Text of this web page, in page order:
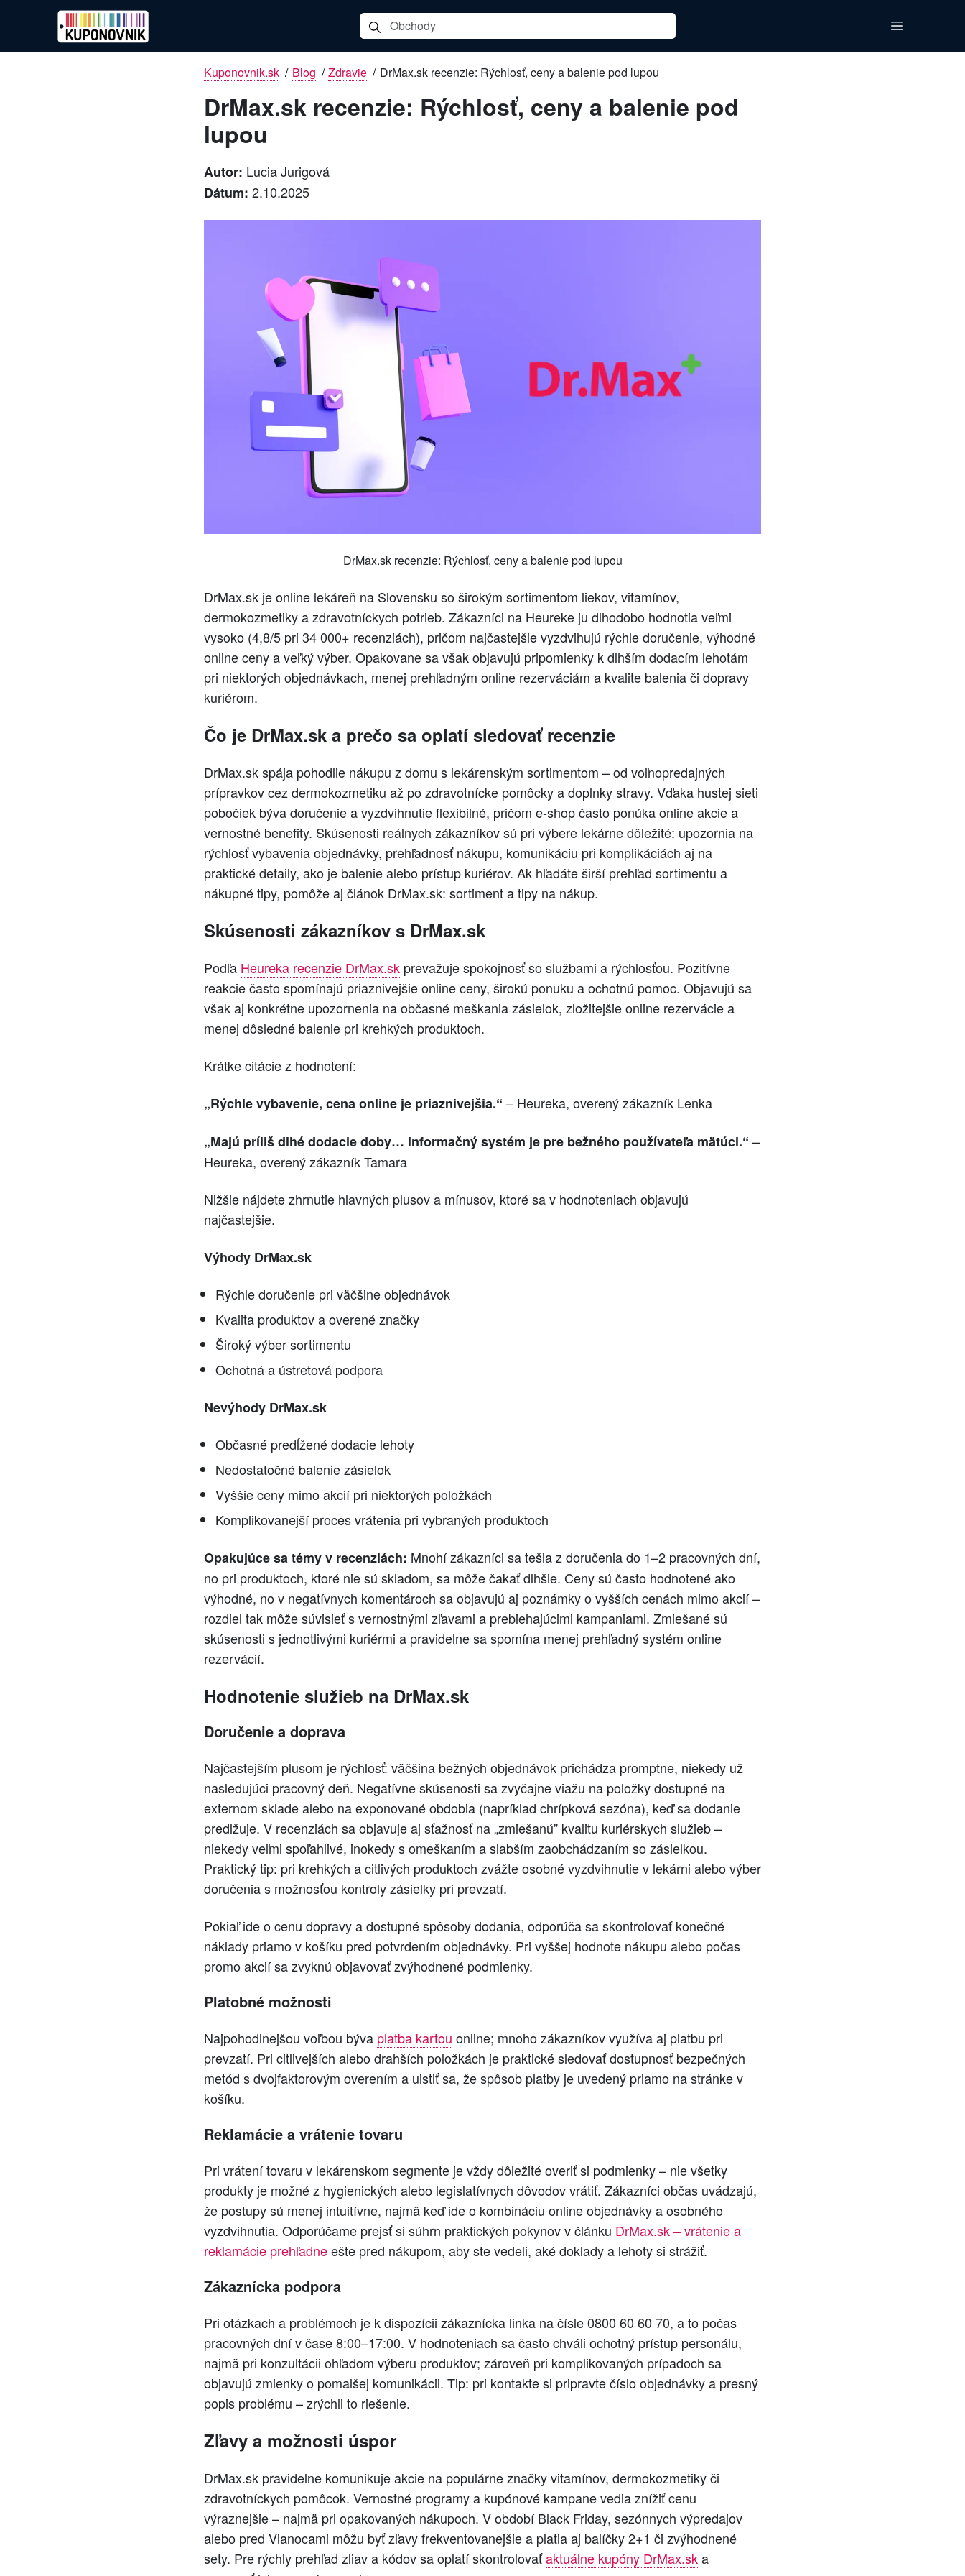
Kuponovnik.sk / Blog / Zdravie / DrMax.sk recenzie: Rýchlosť, ceny a balenie pod lupou
DrMax.sk recenzie: Rýchlosť, ceny a balenie pod
lupou
Autor: Lucia Jurigová
Dátum: 2.10.2025
DrMax.sk recenzie: Rýchlosť, ceny a balenie pod lupou
DrMax.sk je online lekáreň na Slovensku so širokým sortimentom liekov, vitamínov,
dermokozmetiky a zdravotníckych potrieb. Zákazníci na Heureke ju dlhodobo hodnotia veľmi
vysoko (4,8/5 pri 34 000+ recenziách), pričom najčastejšie vyzdvihujú rýchle doručenie, výhodné
online ceny a veľký výber. Opakovane sa však objavujú pripomienky k dlhším dodacím lehotám
pri niektorých objednávkach, menej prehľadným online rezerváciám a kvalite balenia či dopravy
kuriérom.
Čo je DrMax.sk a prečo sa oplatí sledovať recenzie
DrMax.sk spája pohodlie nákupu z domu s lekárenským sortimentom – od voľnopredajných
prípravkov cez dermokozmetiku až po zdravotnícke pomôcky a doplnky stravy. Vďaka hustej sieti
pobočiek býva doručenie a vyzdvihnutie flexibilné, pričom e‑shop často ponúka online akcie a
vernostné benefity. Skúsenosti reálnych zákazníkov sú pri výbere lekárne dôležité: upozornia na
rýchlosť vybavenia objednávky, prehľadnosť nákupu, komunikáciu pri komplikáciách aj na
praktické detaily, ako je balenie alebo prístup kuriérov. Ak hľadáte širší prehľad sortimentu a
nákupné tipy, pomôže aj článok DrMax.sk: sortiment a tipy na nákup.
Skúsenosti zákazníkov s DrMax.sk
Podľa Heureka recenzie DrMax.sk prevažuje spokojnosť so službami a rýchlosťou. Pozitívne
reakcie často spomínajú priaznivejšie online ceny, širokú ponuku a ochotnú pomoc. Objavujú sa
však aj konkrétne upozornenia na občasné meškania zásielok, zložitejšie online rezervácie a
menej dôsledné balenie pri krehkých produktoch.
Krátke citácie z hodnotení:
„Rýchle vybavenie, cena online je priaznivejšia.“ – Heureka, overený zákazník Lenka
„Majú príliš dlhé dodacie doby… informačný systém je pre bežného používateľa mätúci.“ –
Heureka, overený zákazník Tamara
Nižšie nájdete zhrnutie hlavných plusov a mínusov, ktoré sa v hodnoteniach objavujú
najčastejšie.
Výhody DrMax.sk
Rýchle doručenie pri väčšine objednávok
Kvalita produktov a overené značky
Široký výber sortimentu
Ochotná a ústretová podpora
Nevýhody DrMax.sk
Občasné predĺžené dodacie lehoty
Nedostatočné balenie zásielok
Vyššie ceny mimo akcií pri niektorých položkách
Komplikovanejší proces vrátenia pri vybraných produktoch
Opakujúce sa témy v recenziách: Mnohí zákazníci sa tešia z doručenia do 1–2 pracovných dní,
no pri produktoch, ktoré nie sú skladom, sa môže čakať dlhšie. Ceny sú často hodnotené ako
výhodné, no v negatívnych komentároch sa objavujú aj poznámky o vyšších cenách mimo akcií –
rozdiel tak môže súvisieť s vernostnými zľavami a prebiehajúcimi kampaniami. Zmiešané sú
skúsenosti s jednotlivými kuriérmi a pravidelne sa spomína menej prehľadný systém online
rezervácií.
Hodnotenie služieb na DrMax.sk
Doručenie a doprava
Najčastejším plusom je rýchlosť: väčšina bežných objednávok prichádza promptne, niekedy už
nasledujúci pracovný deň. Negatívne skúsenosti sa zvyčajne viažu na položky dostupné na
externom sklade alebo na exponované obdobia (napríklad chrípková sezóna), keď sa dodanie
predlžuje. V recenziách sa objavuje aj sťažnosť na „zmiešanú” kvalitu kuriérskych služieb –
niekedy veľmi spoľahlivé, inokedy s omeškaním a slabším zaobchádzaním so zásielkou.
Praktický tip: pri krehkých a citlivých produktoch zvážte osobné vyzdvihnutie v lekárni alebo výber
doručenia s možnosťou kontroly zásielky pri prevzatí.
Pokiaľ ide o cenu dopravy a dostupné spôsoby dodania, odporúča sa skontrolovať konečné
náklady priamo v košíku pred potvrdením objednávky. Pri vyššej hodnote nákupu alebo počas
promo akcií sa zvyknú objavovať zvýhodnené podmienky.
Platobné možnosti
Najpohodlnejšou voľbou býva platba kartou online; mnoho zákazníkov využíva aj platbu pri
prevzatí. Pri citlivejších alebo drahších položkách je praktické sledovať dostupnosť bezpečných
metód s dvojfaktorovým overením a uistiť sa, že spôsob platby je uvedený priamo na stránke v
košíku.
Reklamácie a vrátenie tovaru
Pri vrátení tovaru v lekárenskom segmente je vždy dôležité overiť si podmienky – nie všetky
produkty je možné z hygienických alebo legislatívnych dôvodov vrátiť. Zákazníci občas uvádzajú,
že postupy sú menej intuitívne, najmä keď ide o kombináciu online objednávky a osobného
vyzdvihnutia. Odporúčame prejsť si súhrn praktických pokynov v článku DrMax.sk – vrátenie a
reklamácie prehľadneešte pred nákupom, aby ste vedeli, aké doklady a lehoty si strážiť.
Zákaznícka podpora
Pri otázkach a problémoch je k dispozícii zákaznícka linka na čísle 0800 60 60 70, a to počas
pracovných dní v čase 8:00–17:00. V hodnoteniach sa často chváli ochotný prístup personálu,
najmä pri konzultácii ohľadom výberu produktov; zároveň pri komplikovaných prípadoch sa
objavujú zmienky o pomalšej komunikácii. Tip: pri kontakte si pripravte číslo objednávky a presný
popis problému – zrýchli to riešenie.
Zľavy a možnosti úspor
DrMax.sk pravidelne komunikuje akcie na populárne značky vitamínov, dermokozmetiky či
zdravotníckych pomôcok. Vernostné programy a kupónové kampane vedia znížiť cenu
výraznejšie – najmä pri opakovaných nákupoch. V období Black Friday, sezónnych výpredajov
alebo pred Vianocami môžu byť zľavy frekventovanejšie a platia aj balíčky 2+1 či zvýhodnené
sety. Pre rýchly prehľad zliav a kódov sa oplatí skontrolovaťaktuálne kupóny DrMax.ska